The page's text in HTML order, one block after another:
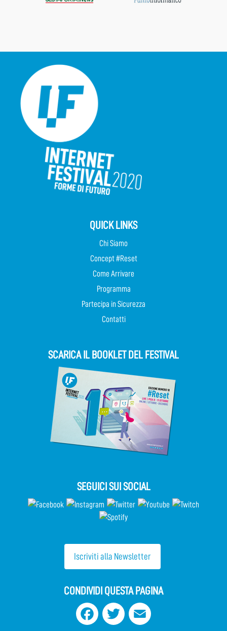
QUICK LINKS
Chi Siamo
Concept #Reset
Come Arrivare
Programma
Partecipa in Sicurezza
Contatti
SCARICA IL BOOKLET DEL FESTIVAL
SEGUICI SUI SOCIAL
Iscriviti alla Newsletter
CONDIVIDI QUESTA PAGINA
Facebook Twitter